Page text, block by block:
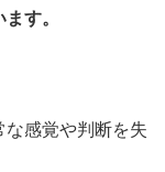
す。
な感覚や判断を失